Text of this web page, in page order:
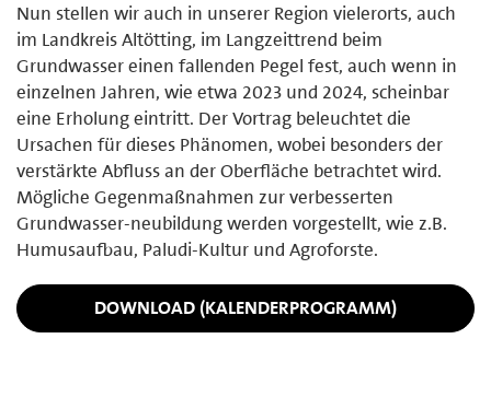
Nun stellen wir auch in unserer Region vielerorts, auch
im Landkreis Altötting, im Langzeittrend beim
Grundwasser einen fallenden Pegel fest, auch wenn in
einzelnen Jahren, wie etwa 2023 und 2024, scheinbar
eine Erholung eintritt. Der Vortrag beleuchtet die
Ursachen für dieses Phänomen, wobei besonders der
verstärkte Abfluss an der Oberfläche betrachtet wird.
Mögliche Gegenmaßnahmen zur verbesserten
Grundwasser-neubildung werden vorgestellt, wie z.B.
Humusaufbau, Paludi-Kultur und Agroforste.
DOWNLOAD (KALENDERPROGRAMM)